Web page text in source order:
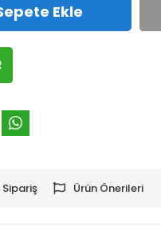
Ekle
Ürün Önerileri